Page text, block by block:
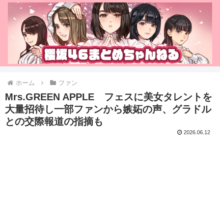
ホーム ファン
Mrs.GREEN APPLE フェスに美女タレントを
大量招待し一部ファンから嫉妬の声、グラドル
との交際報道の指摘も
2026.06.12